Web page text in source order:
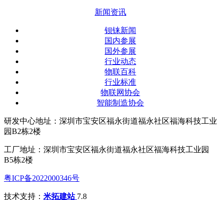
新闻资讯
钡铼新闻
国内参展
国外参展
行业动态
物联百科
行业标准
物联网协会
智能制造协会
研发中心地址：深圳市宝安区福永街道福永社区福海科技工业
园B2栋2楼
工厂地址：深圳市宝安区福永街道福永社区福海科技工业园
B5栋2楼
粤ICP备2022000346号
技术支持： 米拓建站 7.8